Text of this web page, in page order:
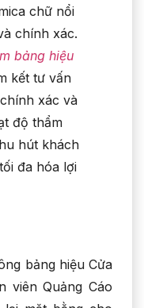
chữ nổi
chính xác.
bảng hiệu
kết tư vấn
xác và
độ thẩm
hút khách
đa hóa lợi
bảng hiệu Cửa
viên Quảng Cáo